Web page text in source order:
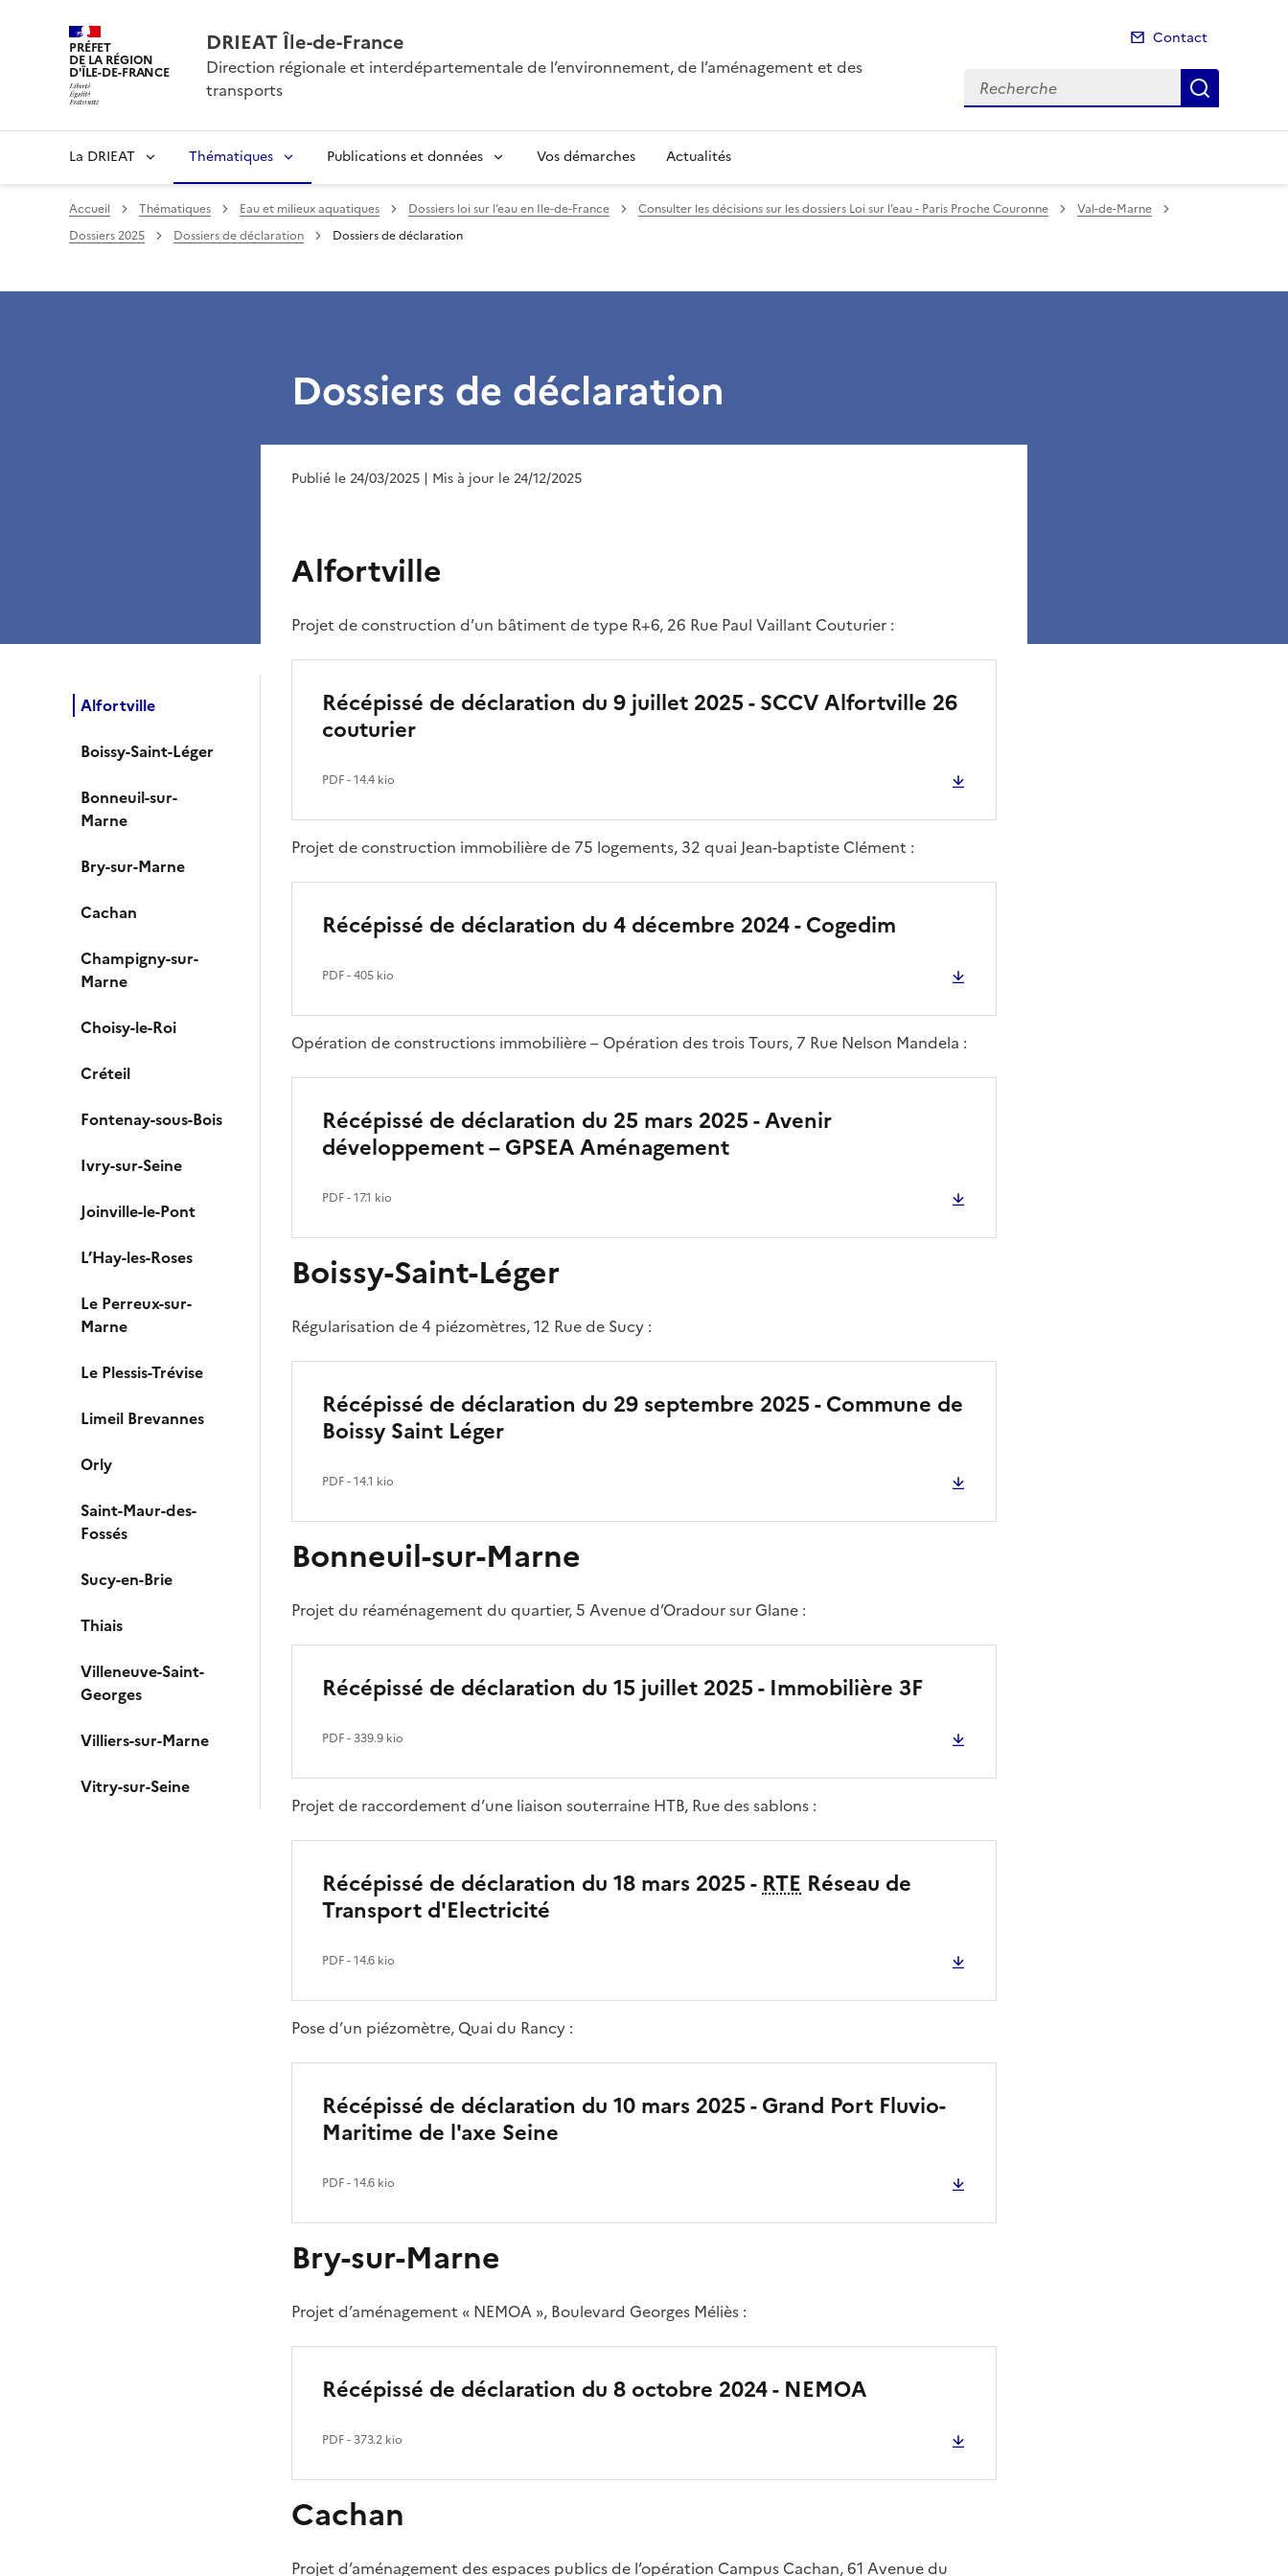
PRÉFET
DE LA RÉGION
D'ÎLE-DE-FRANCE
DRIEAT Île-de-France
Direction régionale et interdépartementale de l’environnement, de l’aménagement et des
transports
Contact
Recherche
La DRIEAT Thématiques Publications et données Vos démarches Actualités
Accueil Thématiques Eau et milieux aquatiques Dossiers loi sur l’eau en Ile-de-France Consulter les décisions sur les dossiers Loi sur l’eau - Paris Proche Couronne
Val-de-Marne
Dossiers 2025
Dossiers de déclaration Dossiers de déclaration
Alfortville
Boissy-Saint-Léger
Bonneuil-sur-
Marne
Bry-sur-Marne
Cachan
Champigny-sur-
Marne
Choisy-le-Roi
Créteil
Fontenay-sous-Bois
Ivry-sur-Seine
Joinville-le-Pont
L’Hay-les-Roses
Le Perreux-sur-
Marne
Le Plessis-Trévise
Limeil Brevannes
Orly
Saint-Maur-des-
Fossés
Sucy-en-Brie
Thiais
Villeneuve-Saint-
Georges
Villiers-sur-Marne
Vitry-sur-Seine
Dossiers de déclaration
Publié le 24/03/2025 | Mis à jour le 24/12/2025
Alfortville
Projet de construction d’un bâtiment de type R+6, 26 Rue Paul Vaillant Couturier :
Récépissé de déclaration du 9 juillet 2025 - SCCV Alfortville 26
couturier
PDF- 14.4 kio
Projet de construction immobilière de 75 logements, 32 quai Jean-baptiste Clément :
Récépissé de déclaration du 4 décembre 2024 - Cogedim
PDF- 405 kio
Opération de constructions immobilière – Opération des trois Tours, 7 Rue Nelson Mandela :
Récépissé de déclaration du 25 mars 2025 - Avenir
développement – GPSEA Aménagement
PDF- 17.1 kio
Boissy-Saint-Léger
Régularisation de 4 piézomètres, 12 Rue de Sucy :
Récépissé de déclaration du 29 septembre 2025 - Commune de
Boissy Saint Léger
PDF- 14.1 kio
Bonneuil-sur-Marne
Projet du réaménagement du quartier, 5 Avenue d’Oradour sur Glane :
Récépissé de déclaration du 15 juillet 2025 - Immobilière 3F
PDF- 339.9 kio
Projet de raccordement d’une liaison souterraine HTB, Rue des sablons :
Récépissé de déclaration du 18 mars 2025 - RTE Réseau de
Transport d'Electricité
PDF- 14.6 kio
Pose d’un piézomètre, Quai du Rancy :
Récépissé de déclaration du 10 mars 2025 - Grand Port Fluvio-
Maritime de l'axe Seine
PDF- 14.6 kio
Bry-sur-Marne
Projet d’aménagement « NEMOA », Boulevard Georges Méliès :
Récépissé de déclaration du 8 octobre 2024 - NEMOA
PDF- 373.2 kio
Cachan
Projet d’aménagement des espaces publics de l’opération Campus Cachan, 61 Avenue du